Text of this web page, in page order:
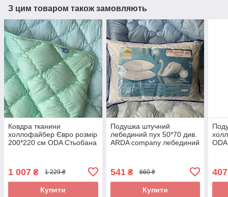
З цим товаром також замовляють
Ковдра тканини
холлофайбер Євро розмір
200*220 см ODA Стьобана
1 007 ₴ 1 229 ₴
Купити
Подушка штучний
лебединий пух 50*70 див.
ARDA company лебединий
541₴ 660 ₴
Купити
407